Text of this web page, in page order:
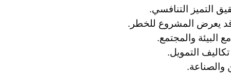
التميز التنافسي.
يعرض المشروع للخطر.
البيئة والمجتمع.
التمويل.
والصناعة.